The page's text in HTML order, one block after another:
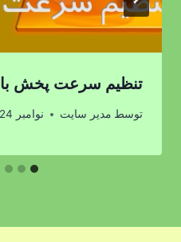
تنظیم سرعت پخش با vlc
توسط مدیر سایت نوامبر 24, 2022